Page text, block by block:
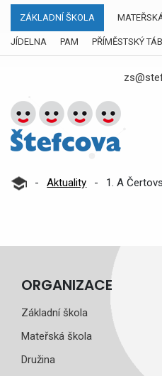
ZÁKLADNÍ ŠKOLA
JÍDELNA PAM PŘÍMĚSTSKÝ
- Aktuality - 1. A
ORGANIZACE
Základní škola
Mateřská škola
Družina